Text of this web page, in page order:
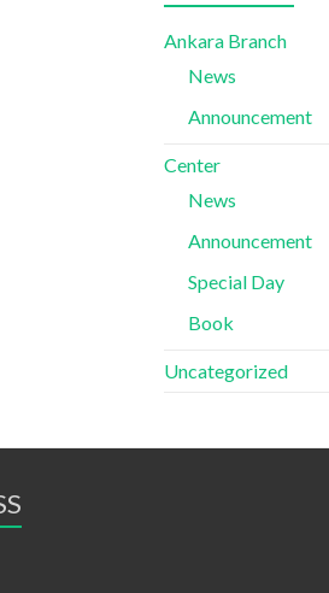
Ankara Branch
News
Announcement
Center
News
Announcement
Special Day
Book
Uncategorized